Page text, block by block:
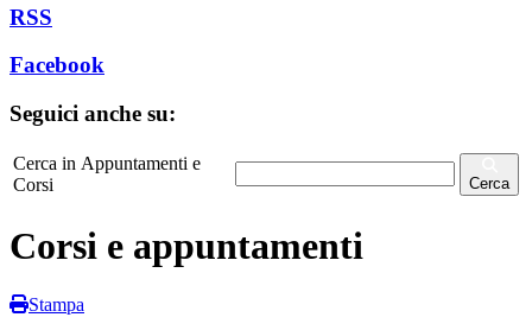
RSS
Facebook
Seguici anche su:
Cerca in Appuntamenti e
Corsi
Cerca
Corsi e appuntamenti
Stampa